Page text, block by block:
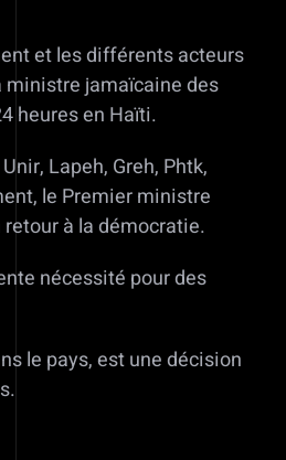
et les différents acteurs
ministre jamaïcaine des
heures en Haïti.
Lapeh, Greh, Phtk,
le Premier ministre
à la démocratie.
nécessité pour des
le pays, est une décision